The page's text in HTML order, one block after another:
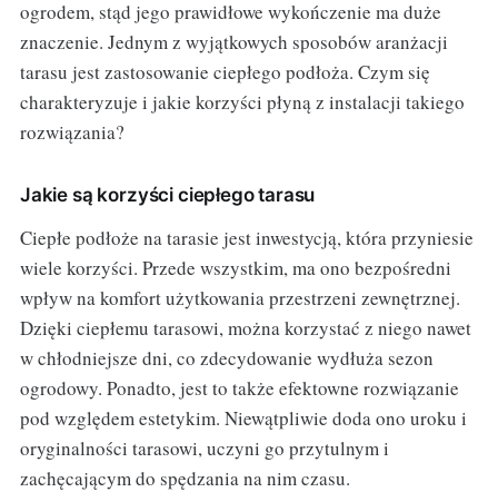
ogrodem, stąd jego prawidłowe wykończenie ma duże
znaczenie. Jednym z wyjątkowych sposobów aranżacji
tarasu jest zastosowanie ciepłego podłoża. Czym się
charakteryzuje i jakie korzyści płyną z instalacji takiego
rozwiązania?
Jakie są korzyści ciepłego tarasu
Ciepłe podłoże na tarasie jest inwestycją, która przyniesie
wiele korzyści. Przede wszystkim, ma ono bezpośredni
wpływ na komfort użytkowania przestrzeni zewnętrznej.
Dzięki ciepłemu tarasowi, można korzystać z niego nawet
w chłodniejsze dni, co zdecydowanie wydłuża sezon
ogrodowy. Ponadto, jest to także efektowne rozwiązanie
pod względem estetykim. Niewątpliwie doda ono uroku i
oryginalności tarasowi, uczyni go przytulnym i
zachęcającym do spędzania na nim czasu.